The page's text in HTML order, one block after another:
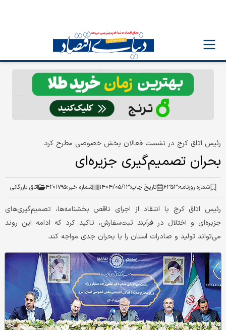
رئیس اتاق کرج در نشست فعالان بخش خصوصی مطرح کرد
بحران تصمیم‌گیری جزیره‌ای
شماره روزنامه:۶۳۵۳ تاریخ چاپ:۱۴۰۴/۰۵/۱۳ شماره خبر:۴۲۰۱۷۹۵ اتاق بازرگانی
رئیس اتاق کرج با انتقاد از اجرای ناقص بخشنامه‌ها، تصمیم‌گیری‌های
جزیره‌ای و اختلال در فرآیند ثبت‌سفارش، تاکید کرد که ادامه این روند
می‌تواند تولید و صادرات استان را با بحران جدی مواجه کند.